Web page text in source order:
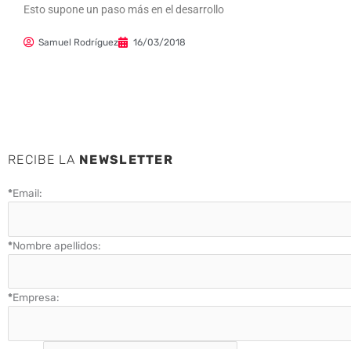
Esto supone un paso más en el desarrollo
Samuel Rodríguez 16/03/2018
RECIBE LA NEWSLETTER
*Email:
*Nombre apellidos:
*Empresa: